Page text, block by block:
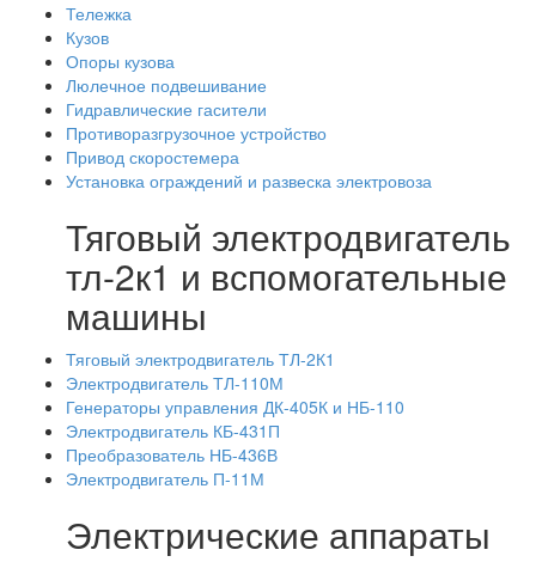
Тележка
Кузов
Опоры кузова
Люлечное подвешивание
Гидравлические гасители
Противоразгрузочное устройство
Привод скоростемера
Установка ограждений и развеска электровоза
Тяговый электродвигатель
тл-2к1 и вспомогательные
машины
Тяговый электродвигатель ТЛ-2К1
Электродвигатель ТЛ-110М
Генераторы управления ДК-405К и НБ-110
Электродвигатель КБ-431П
Преобразователь НБ-436В
Электродвигатель П-11М
Электрические аппараты